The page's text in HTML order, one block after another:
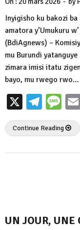
Inyigisho ku bakozi
amatora y’Umukuru
(BdiAgnews) –
mu Burundi
zimara imisi itatu
bayo, mu rwego rwo…
X
Continue Reading
UN JOUR, UNE